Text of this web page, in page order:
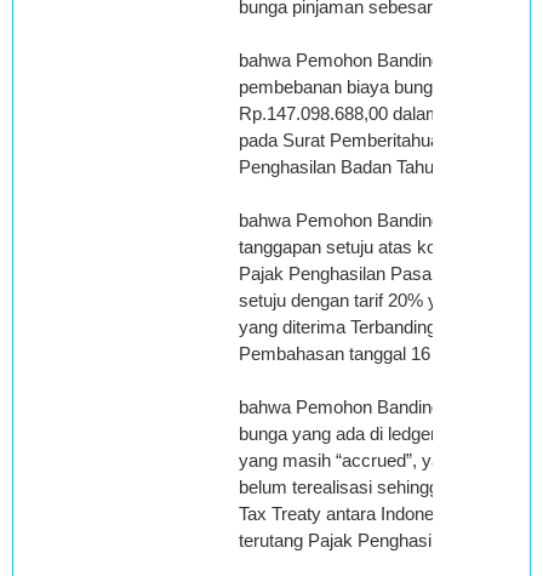
bunga pinjaman sebesar
bahwa Pemohon Banding telah
pembebanan biaya bunga pinjaman
Rp.147.098.688,00 dalam biaya
pada Surat Pemberitahuan Tahunan
Penghasilan Badan Tahun Pajak 2007;
bahwa Pemohon Banding telah
tanggapan setuju atas koreksi Dasar
Pajak Penghasilan Pasal 26 akan
setuju dengan tarif 20% yang
yang diterima Terbanding dalam
Pembahasan tanggal 16 Juni 2009;
bahwa Pemohon Banding
bunga yang ada di ledger merupakan
yang masih “accrued”, yang
belum terealisasi sehingga sesuai
Tax Treaty antara Indonesia dan
terutang Pajak Penghasilan Pasal 26;